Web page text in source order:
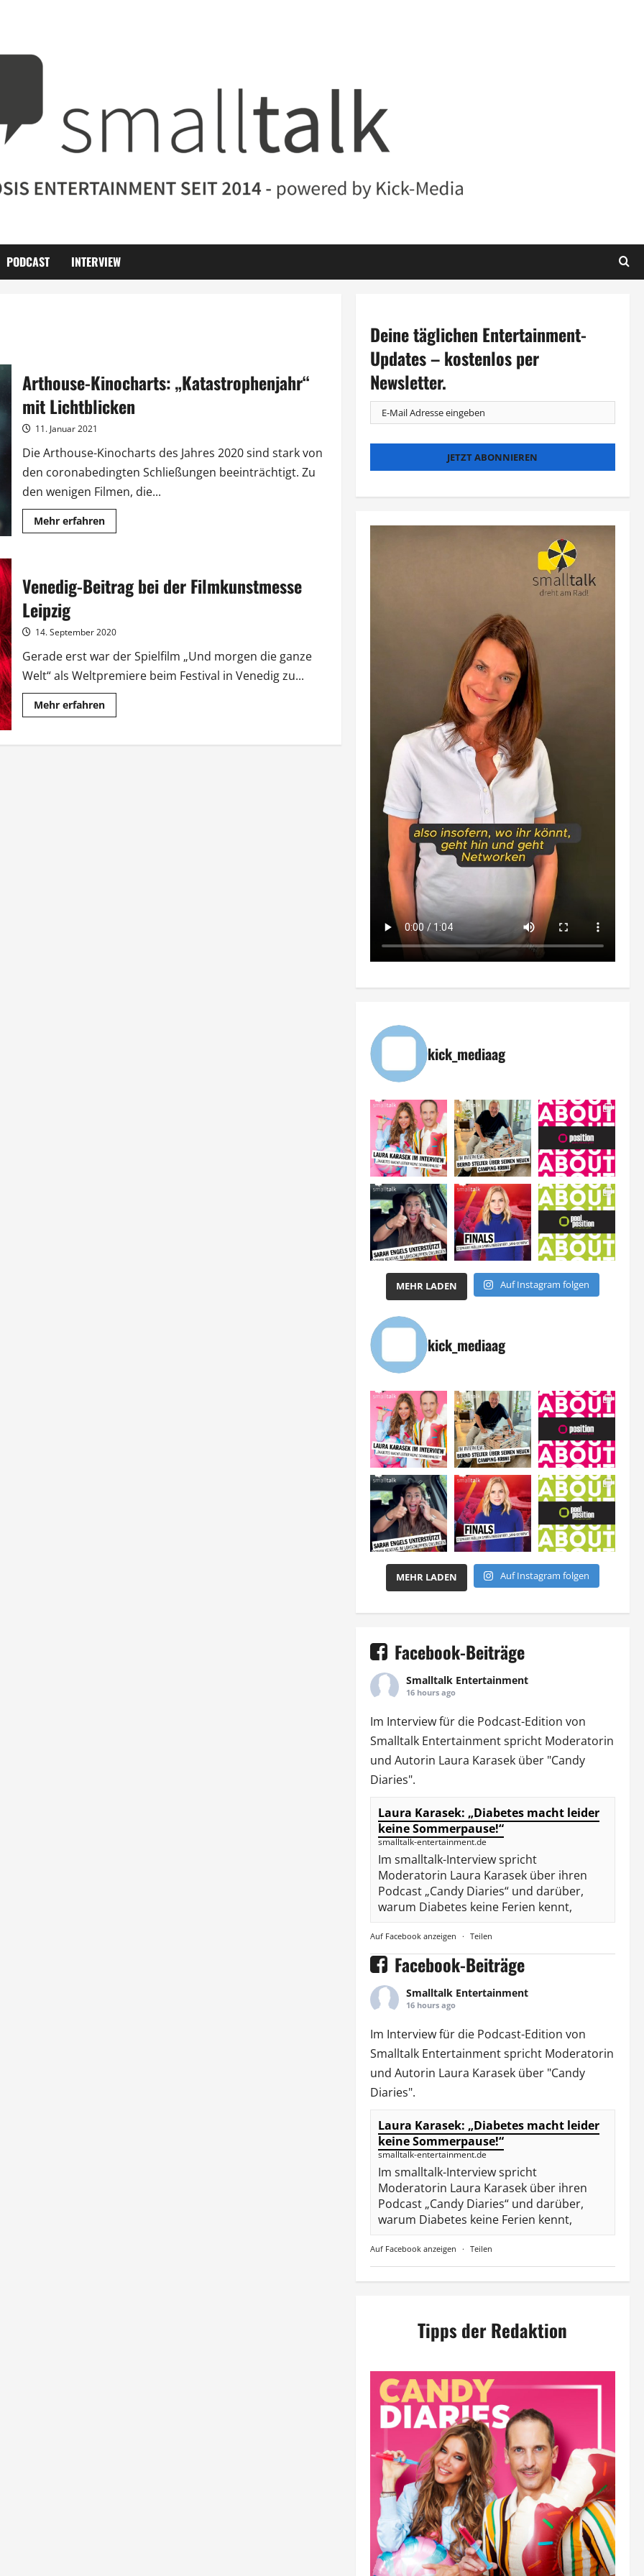
PODCAST INTERVIEW
Arthouse-Kinocharts: „Katastrophenjahr“
mit Lichtblicken
11. Januar 2021
Die Arthouse-Kinocharts des Jahres 2020 sind stark von
den coronabedingten Schließungen beeinträchtigt. Zu
den wenigen Filmen, die...
Mehr erfahrenMehr
Informationen
mit
Lichtblicken
Venedig-Beitrag bei der Filmkunstmesse
Leipzig
14. September 2020
Gerade erst war der Spielfilm „Und morgen die ganze
Welt“ als Weltpremiere beim Festival in Venedig zu...
Mehr erfahrenMehr
Informationen
Beitrag
Deine täglichen Entertainment-
Updates – kostenlos per
Newsletter.
kick_mediaag
MEHR LADEN Auf Instagram folgen
kick_mediaag
MEHR LADEN Auf Instagram folgen
Facebook-Beiträge
Smalltalk Entertainment
16 hours ago
Im Interview für die Podcast-Edition von
Smalltalk Entertainmentspricht Moderatorin
und Autorin Laura Karaseküber "Candy
Diaries".
Laura Karasek: „Diabetes macht leider
keine Sommerpause!“
smalltalk-entertainment.de
Im smalltalk-Interview spricht
Moderatorin Laura Karasek über ihren
Podcast „Candy Diaries“ und darüber,
warum Diabetes keine Ferien kennt,
Auf Facebook anzeigen · Teilen
Facebook-Beiträge
Smalltalk Entertainment
16 hours ago
Im Interview für die Podcast-Edition von
Smalltalk Entertainmentspricht Moderatorin
und Autorin Laura Karaseküber "Candy
Diaries".
Laura Karasek: „Diabetes macht leider
keine Sommerpause!“
smalltalk-entertainment.de
Im smalltalk-Interview spricht
Moderatorin Laura Karasek über ihren
Podcast „Candy Diaries“ und darüber,
warum Diabetes keine Ferien kennt,
Auf Facebook anzeigen · Teilen
Tipps der Redaktion